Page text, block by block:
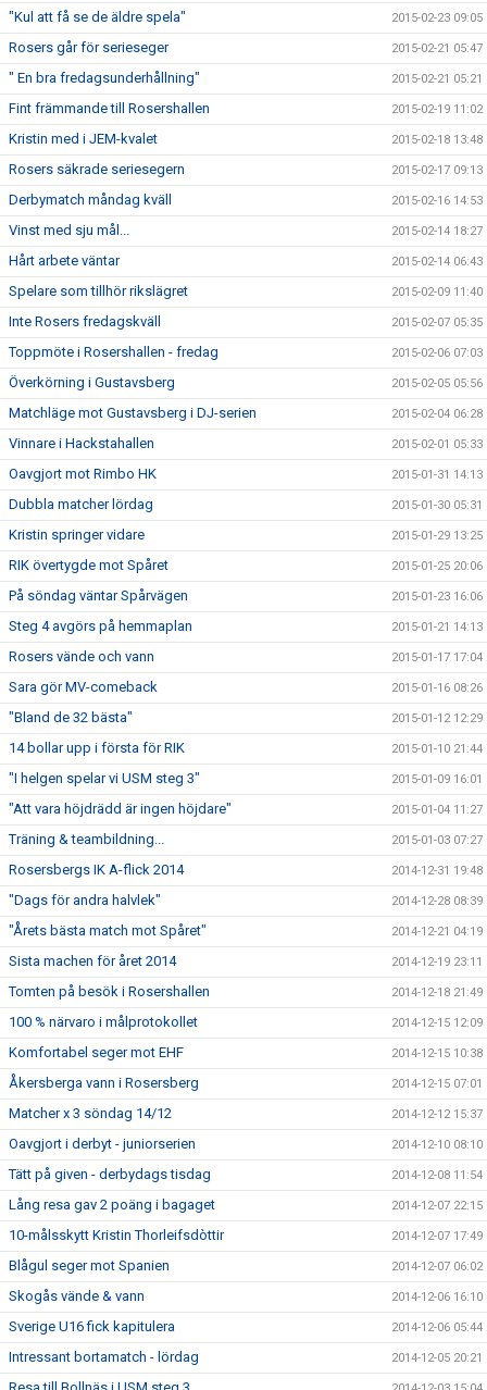
"Kul att få se de äldre spela" 2015-02-23 09:05
Rosers går för serieseger 2015-02-21 05:47
" En bra fredagsunderhållning" 2015-02-21 05:21
Fint främmande till Rosershallen 2015-02-19 11:02
Kristin med i JEM-kvalet 2015-02-18 13:48
Rosers säkrade seriesegern 2015-02-17 09:13
Derbymatch måndag kväll 2015-02-16 14:53
Vinst med sju mål... 2015-02-14 18:27
Hårt arbete väntar 2015-02-14 06:43
Spelare som tillhör rikslägret 2015-02-09 11:40
Inte Rosers fredagskväll 2015-02-07 05:35
Toppmöte i Rosershallen - fredag 2015-02-06 07:03
Överkörning i Gustavsberg 2015-02-05 05:56
Matchläge mot Gustavsberg i DJ-serien 2015-02-04 06:28
Vinnare i Hackstahallen 2015-02-01 05:33
Oavgjort mot Rimbo HK 2015-01-31 14:13
Dubbla matcher lördag 2015-01-30 05:31
Kristin springer vidare 2015-01-29 13:25
RIK övertygde mot Spåret 2015-01-25 20:06
På söndag väntar Spårvägen 2015-01-23 16:06
Steg 4 avgörs på hemmaplan 2015-01-21 14:13
Rosers vände och vann 2015-01-17 17:04
Sara gör MV-comeback 2015-01-16 08:26
"Bland de 32 bästa" 2015-01-12 12:29
14 bollar upp i första för RIK 2015-01-10 21:44
"I helgen spelar vi USM steg 3" 2015-01-09 16:01
"Att vara höjdrädd är ingen höjdare" 2015-01-04 11:27
Träning & teambildning... 2015-01-03 07:27
Rosersbergs IK A-flick 2014 2014-12-31 19:48
"Dags för andra halvlek" 2014-12-28 08:39
"Årets bästa match mot Spåret" 2014-12-21 04:19
Sista machen för året 2014 2014-12-19 23:11
Tomten på besök i Rosershallen 2014-12-18 21:49
100 % närvaro i målprotokollet 2014-12-15 12:09
Komfortabel seger mot EHF 2014-12-15 10:38
Åkersberga vann i Rosersberg 2014-12-15 07:01
Matcher x 3 söndag 14/12 2014-12-12 15:37
Oavgjort i derbyt - juniorserien 2014-12-10 08:10
Tätt på given - derbydags tisdag 2014-12-08 11:54
Lång resa gav 2 poäng i bagaget 2014-12-07 22:15
10-målsskytt Kristin Thorleifsdòttir 2014-12-07 17:49
Blågul seger mot Spanien 2014-12-07 06:02
Skogås vände & vann 2014-12-06 16:10
Sverige U16 fick kapitulera 2014-12-06 05:44
Intressant bortamatch - lördag 2014-12-05 20:21